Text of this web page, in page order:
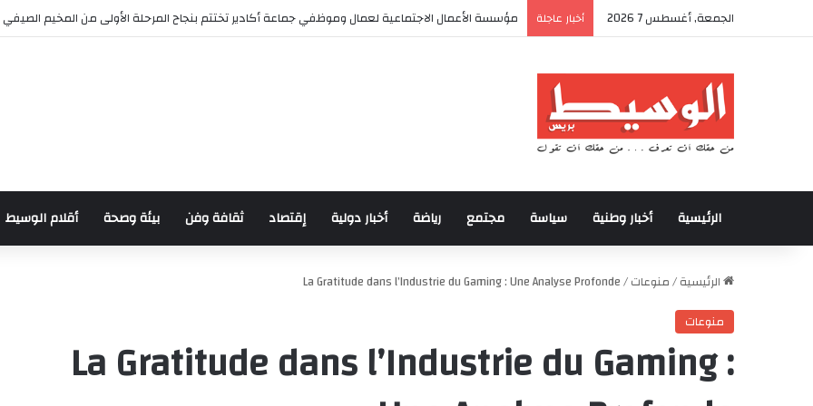
الجمعة, أغسطس 7 2026 أخبار عاجلة أكادير تحتضن كأس العرش للدراجات بمناسبة الذكرى السابعة والعشرين لعيد العرش المجيد
الرئيسية أخبار وطنية سياسة مجتمع رياضة أخبار دولية إقتصاد ثقافة وفن بيئة وصحة أقلام الوسيط
الرئيسية/منوعات/
La Gratitude dans l’Industrie du Gaming : Une Analyse Profonde
منوعات
La Gratitude dans l’Industrie du Gaming :